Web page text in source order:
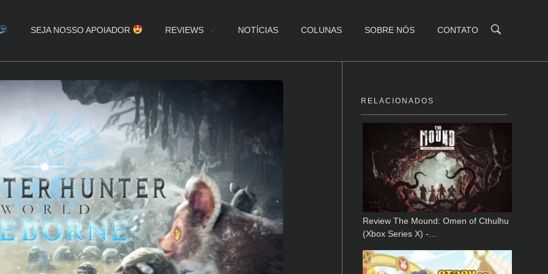
SEJA NOSSO APOIADOR REVIEWS NOTÍCIAS COLUNAS SOBRE NÓS CONTATO
RELACIONADOS
Review The Mound: Omen of Cthulhu
(Xbox Series X) -…